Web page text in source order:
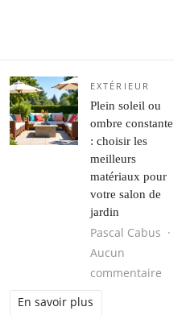
EXTÉRIEUR
Plein soleil ou
ombre constante
: choisir les
meilleurs
matériaux pour
votre salon de
jardin
Pascal Cabus
Aucun
commentaire
En savoir plus